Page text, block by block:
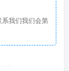
我们我们会第